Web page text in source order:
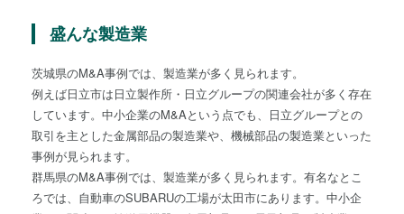
盛んな製造業
茨城県のM&A事例では、製造業が多く見られます。
例えば日立市は日立製作所・日立グループの関連会社が多く存在
しています。中小企業のM&Aという点でも、日立グループとの
取引を主とした金属部品の製造業や、機械部品の製造業といった
事例が見られます。
群馬県のM&A事例では、製造業が多く見られます。有名なとこ
ろでは、自動車のSUBARUの工場が太田市にあります。中小企